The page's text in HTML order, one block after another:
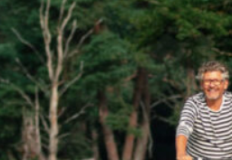
komt?
en vakantieparken tot
Drenthe. Gastvrijheid zit
veranderen de
complexer en is het